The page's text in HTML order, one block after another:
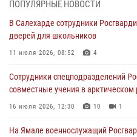
Генерал-полковник Юрий Аверин
молодёжном образовательном
03 августа 2026, 06:54
Директор Росгвардии Герой
поздравил специалистов
праздником
ПОПУЛЯРНЫЕ НОВОСТИ
В Салехарде сотрудники
дверей для школьников
11 июля 2026, 08:52 4
Сотрудники спецподразделений
совместные учения в арктическом
16 июля 2026, 12:30 10 1
На Ямале военнослужащий